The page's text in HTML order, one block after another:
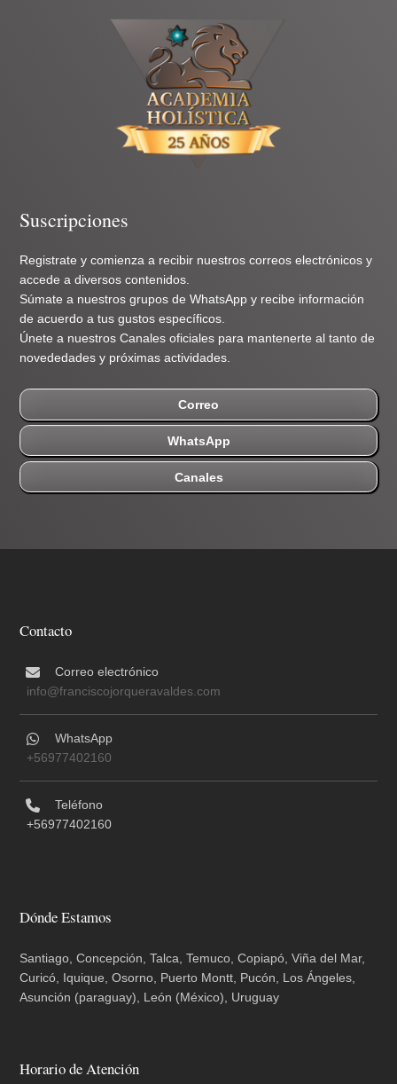
Suscripciones
Registrate y comienza a recibir nuestros correos electrónicos y
accede a diversos contenidos.
Súmate a nuestros grupos de WhatsApp y recibe información
de acuerdo a tus gustos específicos.
Únete a nuestros Canales oficiales para mantenerte al tanto de
novededades y próximas actividades.
Correo
WhatsApp
Canales
Contacto
Correo electrónico
info@franciscojorqueravaldes.com
WhatsApp
+56977402160
Teléfono
+56977402160
Dónde Estamos
Santiago, Concepción, Talca, Temuco, Copiapó, Viña del Mar,
Curicó, Iquique, Osorno, Puerto Montt, Pucón, Los Ángeles,
Asunción (paraguay), León (México), Uruguay
Horario de Atención